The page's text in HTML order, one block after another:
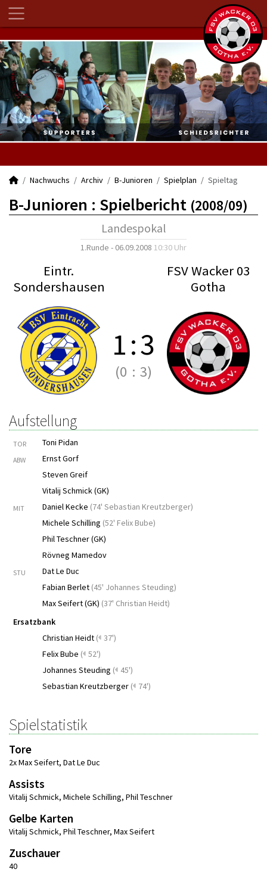
Nachwuchs Archiv B-Junioren Spielplan Spieltag
B-Junioren : Spielbericht (2008/09)
Landespokal
1.Runde - 06.09.2008 10:30 Uhr
Eintr.
Sondershausen
FSV Wacker 03
Gotha
1:3
(0 : 3)
Aufstellung
TOR Toni Pidan
ABW
Ernst Gorf
Steven Greif
Vitalij Schmick (GK)
MIT Daniel Kecke (74' Sebastian Kreutzberger)
Michele Schilling (52' Felix Bube)
Phil Teschner (GK)
Rövneg Mamedov
STU
Dat Le Duc
Fabian Berlet (45' Johannes Steuding)
Max Seifert (GK) (37' Christian Heidt)
Ersatzbank
Christian Heidt ( 37')
Felix Bube ( 52')
Johannes Steuding ( 45')
Sebastian Kreutzberger ( 74')
Spielstatistik
Tore
2x Max Seifert, Dat Le Duc
Assists
Vitalij Schmick, Michele Schilling, Phil Teschner
Gelbe Karten
Vitalij Schmick, Phil Teschner, Max Seifert
Zuschauer
40